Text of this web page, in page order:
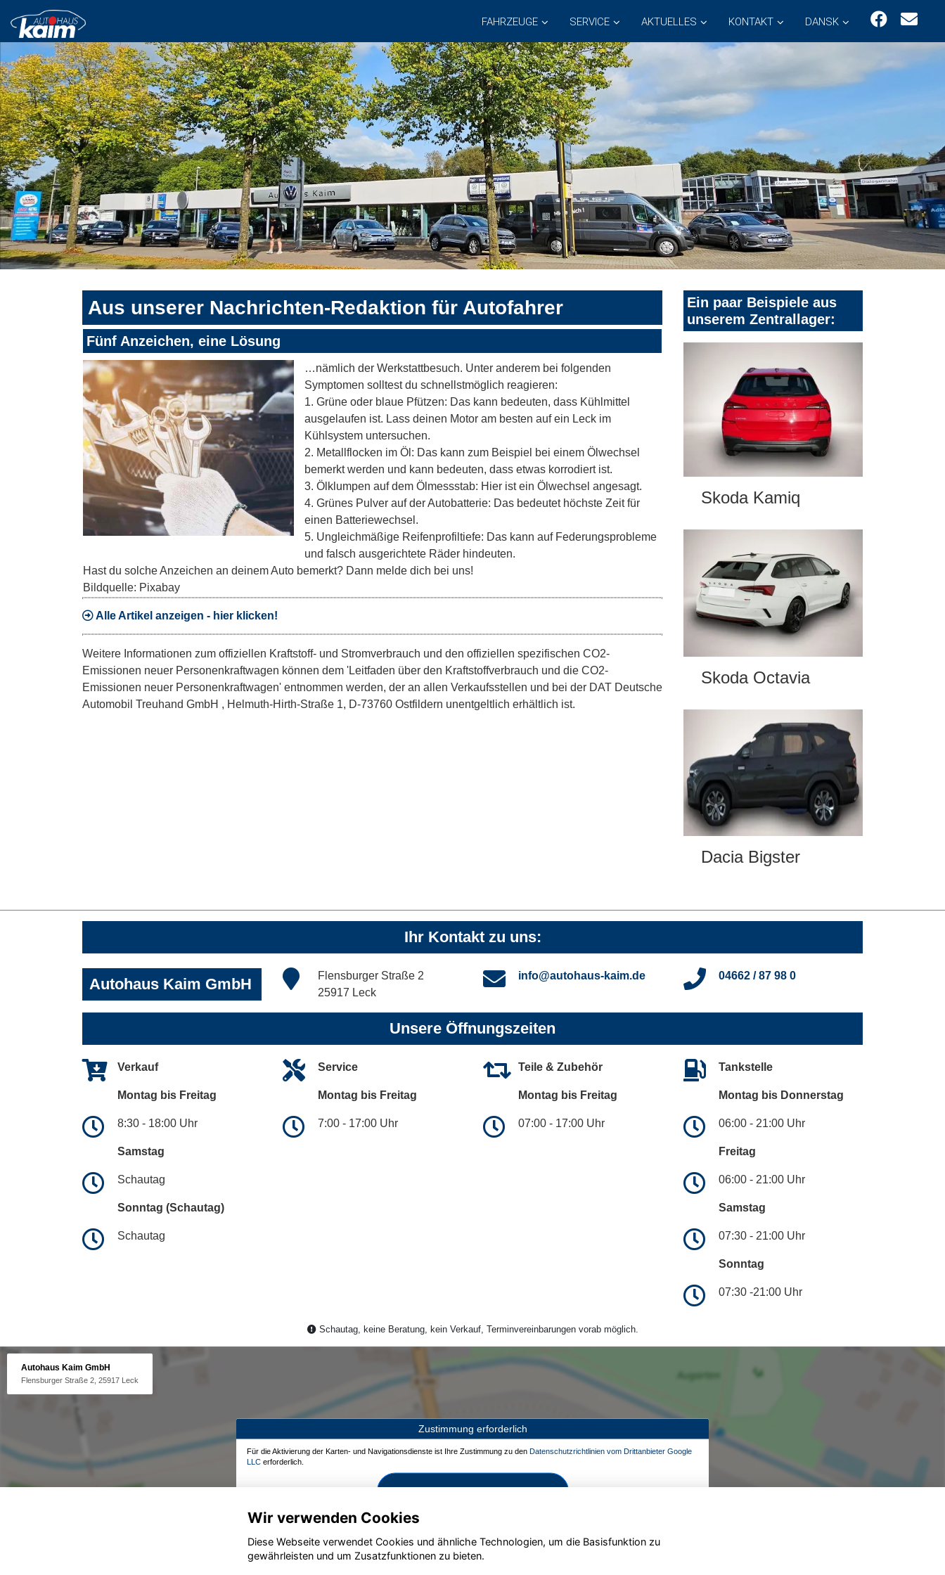
FAHRZEUGE SERVICE AKTUELLES KONTAKT DANSK
Aus unserer Nachrichten-Redaktion für Autofahrer
Fünf Anzeichen, eine Lösung
…nämlich der Werkstattbesuch. Unter anderem bei folgenden
Symptomen solltest du schnellstmöglich reagieren:
1. Grüne oder blaue Pfützen: Das kann bedeuten, dass Kühlmittel
ausgelaufen ist. Lass deinen Motor am besten auf ein Leck im
Kühlsystem untersuchen.
2. Metallflocken im Öl: Das kann zum Beispiel bei einem Ölwechsel
bemerkt werden und kann bedeuten, dass etwas korrodiert ist.
3. Ölklumpen auf dem Ölmessstab: Hier ist ein Ölwechsel angesagt.
4. Grünes Pulver auf der Autobatterie: Das bedeutet höchste Zeit für
einen Batteriewechsel.
5. Ungleichmäßige Reifenprofiltiefe: Das kann auf Federungsprobleme
und falsch ausgerichtete Räder hindeuten.
Hast du solche Anzeichen an deinem Auto bemerkt? Dann melde dich bei uns!
Bildquelle: Pixabay
Alle Artikel anzeigen - hier klicken!
Weitere Informationen zum offiziellen Kraftstoff- und Stromverbrauch und den offiziellen spezifischen CO2-
Emissionen neuer Personenkraftwagen können dem 'Leitfaden über den Kraftstoffverbrauch und die CO2-
Emissionen neuer Personenkraftwagen' entnommen werden, der an allen Verkaufsstellen und bei der DAT Deutsche
Automobil Treuhand GmbH , Helmuth-Hirth-Straße 1, D-73760 Ostfildern unentgeltlich erhältlich ist.
Ein paar Beispiele aus
unserem Zentrallager:
Skoda Kamiq
Skoda Octavia
Dacia Bigster
Ihr Kontakt zu uns:
Autohaus Kaim GmbH
Flensburger Straße 2
25917 Leck
info@autohaus-kaim.de 04662 / 87 98 0
Unsere Öffnungszeiten
Verkauf
Montag bis Freitag
8:30 - 18:00 Uhr
Samstag
Schautag
Sonntag (Schautag)
Schautag
Service
Montag bis Freitag
7:00 - 17:00 Uhr
Teile & Zubehör
Montag bis Freitag
07:00 - 17:00 Uhr
Tankstelle
Montag bis Donnerstag
06:00 - 21:00 Uhr
Freitag
06:00 - 21:00 Uhr
Samstag
07:30 - 21:00 Uhr
Sonntag
07:30 -21:00 Uhr
Schautag, keine Beratung, kein Verkauf, Terminvereinbarungen vorab möglich.
Autohaus Kaim GmbH
Flensburger Straße 2, 25917 Leck
Zustimmung erforderlich
Für die Aktivierung der Karten- und Navigationsdienste ist Ihre Zustimmung zu den Datenschutzrichtlinien vom Drittanbieter Google
LLC erforderlich.
Zustimmen und aktivieren
Wir verwenden Cookies
Diese Webseite verwendet Cookies und ähnliche Technologien, um die Basisfunktion zu
gewährleisten und um Zusatzfunktionen zu bieten.